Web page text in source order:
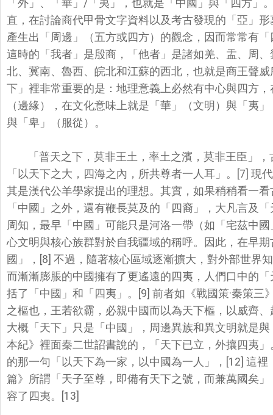
「外」、「華」/「夷」，也就是「中國」 與「四方」
直， 在討論商代甲骨文字資料以及考古發現的「亞」
產生出「周邊」（五方或四方） 的觀念，因而常常有
這時的「我者」是殷商，「他者」是諸如羌、盂、周、
北、冀南、魯西、 皖北和江蘇的西北，也就是商王聲
下」裡非常重要的是：地理意義上必然有中心與四方，
（邊緣），在文化意味上就是「華」（文明）與「夷
與「卑」（服從）。
「普天之下，莫非王土，率土之濱，莫非王臣」
「以天下之大，四海之內， 所共尊者一人耳」。[7] 現
其是漢代公羊學家提出的理想。其實， 如果稍稍看一
「 中國」之外，還有鞭長莫及的「四裔」，大凡言及「
周知，最早「中國」 可能只是河洛一帶（如「宅茲中
心文明與核心族群對於自我疆域的稱呼。因此， 在早期
國」，[8] 不過，隨著核心區域逐漸擴大，對外部世界
而漸漸膨脹的中國擁有了更遙遠的四夷，人們口中的「
括了「中國」和「四夷」。[9] 前者如《戰國策·秦策三
之樞也，王若欲霸，必親中國而以為天下樞，以威齊、
大概「天下」只是「中國」， 周邊異族和異文明就是
本紀》裡面秦二世詔書說的，「天下已立，外攘四夷」
的那一句「以天下為一家， 以中國為一人」，[12] 這
篇》所謂「 天子至尊，即備有天下之號，而兼萬國矣
容了四夷。[13]